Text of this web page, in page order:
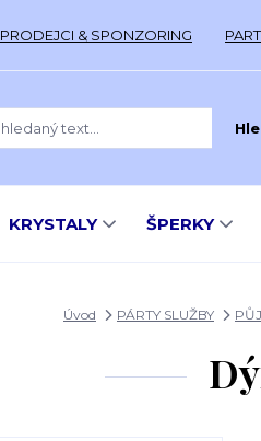
PRODEJCI & SPONZORING
KRYSTALY ŠPERKY
Úvod PÁRTY SLUŽBY